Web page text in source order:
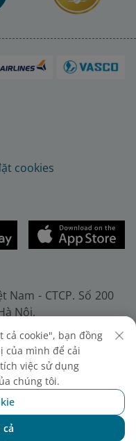
cookies
Nam - CTCP. Số 200
Nội.
Fax: (+84-24)
nghiệp, mã số
ký lần đầu ngày
lần thứ 10 ngày
Thành phố Hà Nội.
cả cookie", bạn đồng
của mình để cải
việc sử dụng
chúng tôi.